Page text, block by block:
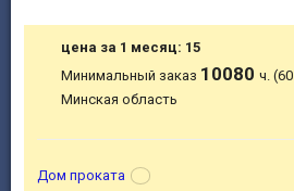
цена за 1 месяц: 15
Минимальный заказ 10080ч.
Минская область
Дом проката